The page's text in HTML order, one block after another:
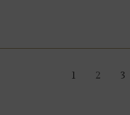
1 2 3